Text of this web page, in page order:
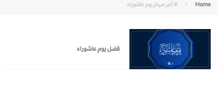
Home # أجر صيام يوم عاشوراء
فضل يوم عاشوراء